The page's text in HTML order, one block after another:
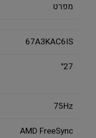
מפרט
67A3KAC6IS
"27
75Hz
AMD FreeSync